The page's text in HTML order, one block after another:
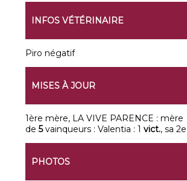
INFOS VÉTÉRINAIRE
Piro négatif
MISES À JOUR
1ère mère, LA VIVE PARENCE : mère
de5vainqueurs : Valentia : 1vict., sa
PHOTOS